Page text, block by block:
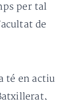
per tal
de
té en actiu